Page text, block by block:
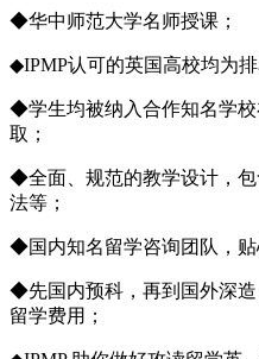
◆华中师范大学名师授课；
◆IPMP认可的英国高校均为排
◆学生均被纳入合作知名学
取；
◆全面、规范的教学设计，
法等；
◆国内知名留学咨询团队，贴
◆先国内预科，再到国外深
留学费用；